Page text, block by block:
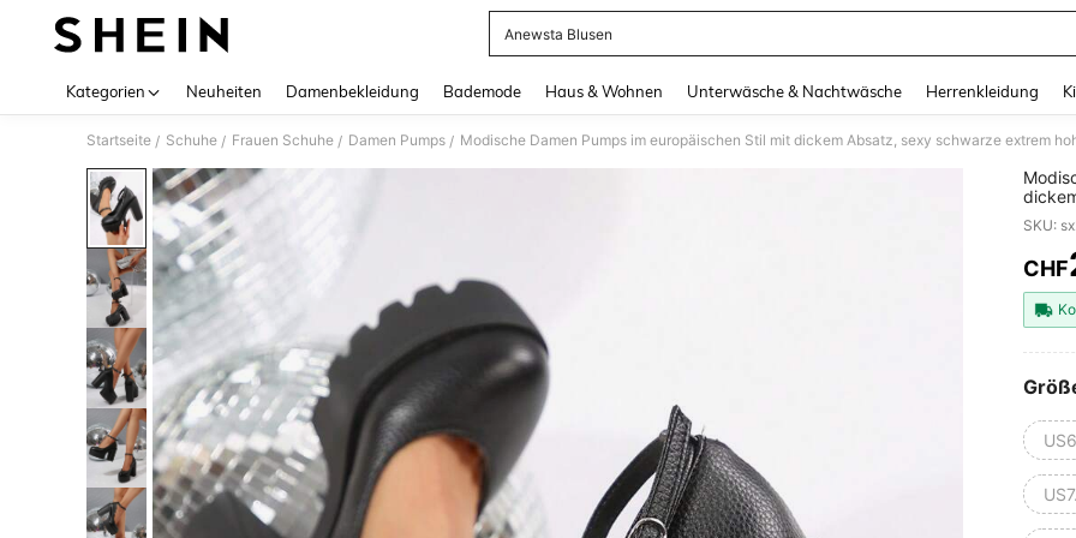
Anewsta Blusen
Kategorien Neuheiten Damenbekleidung Bademode Haus & Wohnen Unterwäsche & Nachtwäsche Herrenkleidung
Startseite / Schuhe / Frauen Schuhe / Damen Pumps /
SKU:
CHF